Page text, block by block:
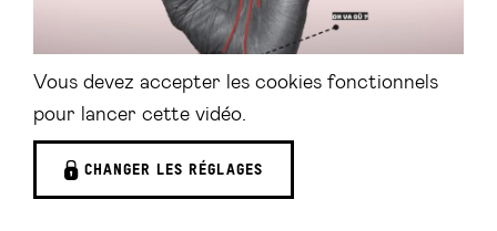
Vous devez accepter les cookies fonctionnels
pour lancer cette vidéo.
CHANGER LES RÉGLAGES